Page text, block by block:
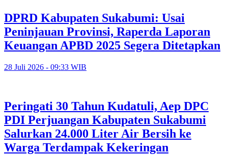
DPRD Kabupaten Sukabumi: Usai
Peninjauan Provinsi, Raperda Laporan
Keuangan APBD 2025 Segera Ditetapkan
28 Juli 2026 - 09:33 WIB
Peringati 30 Tahun Kudatuli, Aep DPC
PDI Perjuangan Kabupaten Sukabumi
Salurkan 24.000 Liter Air Bersih ke
Warga Terdampak Kekeringan